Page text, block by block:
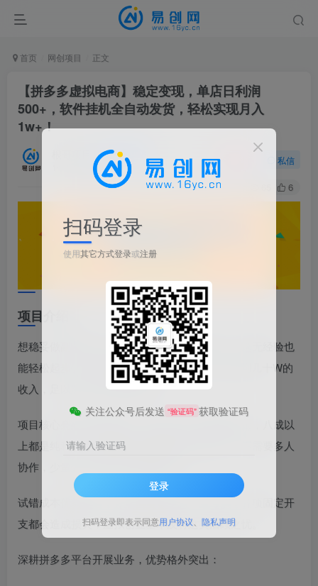
首页 网创项目 正文
【拼多多虚拟电商】稳定变现，单店日利润
500+，软件挂机全自动发货，轻松实现月入
1w+！
1个月前发布
私信
6
项目介绍
想稳妥做副业增收，虚拟赛道是很不错的方向，毫无经验也
能轻松起步。不必追求超高收益上限，每年几W到几十W的
收入，足以满足日常增收需求。
项目核心亮点就是高盈利，前期几乎不用花费资金，八成以
上都是纯利润，这是实体生意很难企及的水准。不需要多人
协作，少量人员即可打理全部事务。
试错成本优势显著，开店囤货做生意一旦亏损，各项固定开
支都会造成损失，虚拟创业基本没有这类后顾之忧。
深耕拼多多平台开展业务，优势格外突出：
扫码登录
使用其它方式登录或注册
关注公众号后发送 “验证码” 获取验证码
请输入验证码
登录
扫码登录即表示同意用户协议、 隐私声明